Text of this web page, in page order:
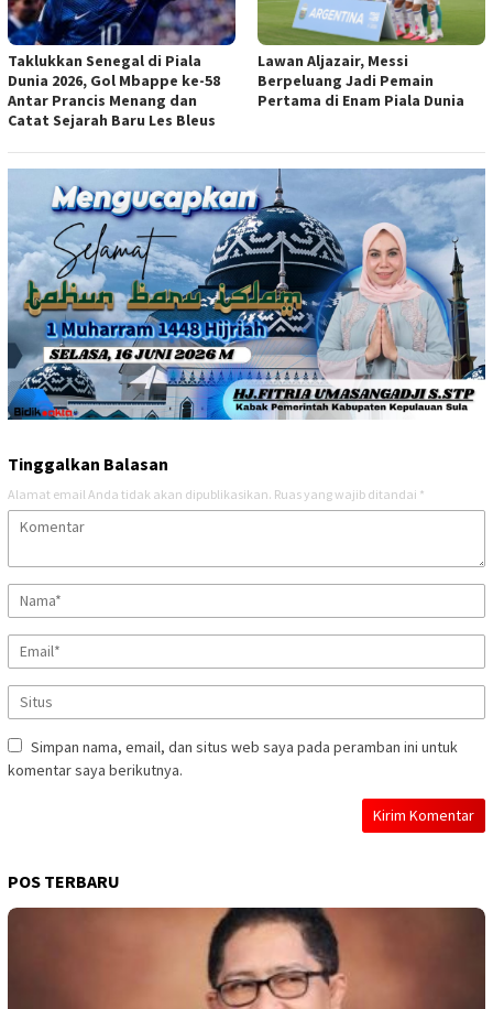
Taklukkan Senegal di Piala
Dunia 2026, Gol Mbappe ke-58
Antar Prancis Menang dan
Catat Sejarah Baru Les Bleus
Lawan Aljazair, Messi
Berpeluang Jadi Pemain
Pertama di Enam Piala Dunia
Tinggalkan Balasan
Alamat email Anda tidak akan dipublikasikan. Ruas yang wajib ditandai *
Simpan nama, email, dan situs web saya pada peramban ini untuk
komentar saya berikutnya.
POS TERBARU